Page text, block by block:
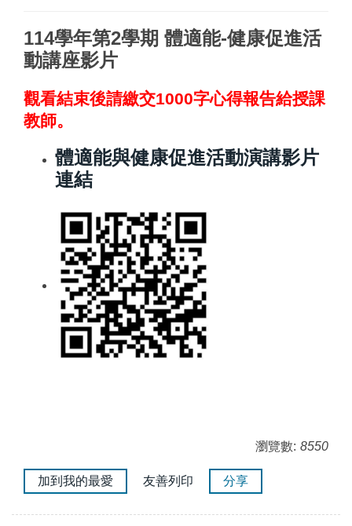
114學年第2學期 體適能-健康促進活
動講座影片
觀看結束後請繳交1000字心得報告給授課
教師。
體適能與健康促進活動演講影片
連結
瀏覽數: 8550
加到我的最愛 友善列印 分享